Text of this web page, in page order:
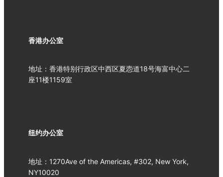
香港办公室
地址：香港特别行政区中西区夏悫道18号海富中心二
座11楼1159室
纽约办公室
地址：1270Ave of the Americas, #302, New York,
NY10020